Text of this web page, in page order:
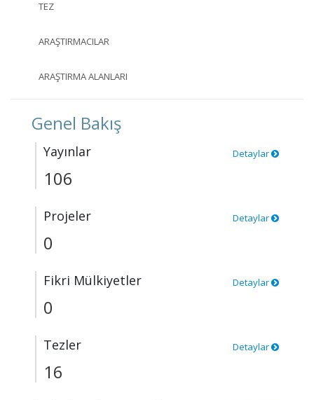
TEZ
ARAŞTIRMACILAR
ARAŞTIRMA ALANLARI
Genel Bakış
Yayınlar Detaylar
106
Projeler Detaylar
0
Fikri Mülkiyetler Detaylar
0
Tezler Detaylar
16